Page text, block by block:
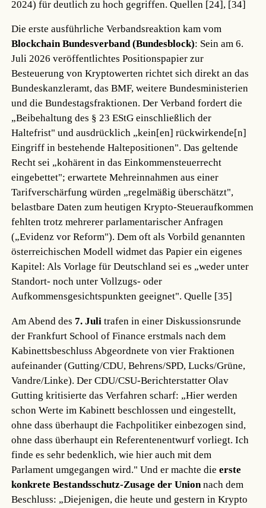
2024) für deutlich zu hoch gegriffen.Quellen [24], [34]
Die erste ausführliche Verbandsreaktion kam vom
Blockchain Bundesverband (Bundesblock): Sein am 6.
Juli 2026 veröffentlichtes Positionspapier zur
Besteuerung von Kryptowerten richtet sich direkt an das
Bundeskanzleramt, das BMF, weitere Bundesministerien
und die Bundestagsfraktionen. Der Verband fordert die
„Beibehaltung des § 23 EStG einschließlich der
Haltefrist" und ausdrücklich „kein[en] rückwirkende[n]
Eingriff in bestehende Haltepositionen". Das geltende
Recht sei „kohärent in das Einkommensteuerrecht
eingebettet"; erwartete Mehreinnahmen aus einer
Tarifverschärfung würden „regelmäßig überschätzt",
belastbare Daten zum heutigen Krypto-Steueraufkommen
fehlten trotz mehrerer parlamentarischer Anfragen
(„Evidenz vor Reform"). Dem oft als Vorbild genannten
österreichischen Modell widmet das Papier ein eigenes
Kapitel: Als Vorlage für Deutschland sei es „weder unter
Standort- noch unter Vollzugs- oder
Aufkommensgesichtspunkten geeignet".Quelle [35]
Am Abend des 7. Juli trafen in einer Diskussionsrunde
der Frankfurt School of Finance erstmals nach dem
Kabinettsbeschluss Abgeordnete von vier Fraktionen
aufeinander (Gutting/CDU, Behrens/SPD, Lucks/Grüne,
Vandre/Linke). Der CDU/CSU-Berichterstatter Olav
Gutting kritisierte das Verfahren scharf: „Hier werden
schon Werte im Kabinett beschlossen und eingestellt,
ohne dass überhaupt die Fachpolitiker einbezogen sind,
ohne dass überhaupt ein Referentenentwurf vorliegt. Ich
finde es sehr bedenklich, wie hier auch mit dem
Parlament umgegangen wird." Und er machte dieerste
konkrete Bestandsschutz-Zusage der Unionnach dem
Beschluss: „Diejenigen, die heute und gestern in Krypto